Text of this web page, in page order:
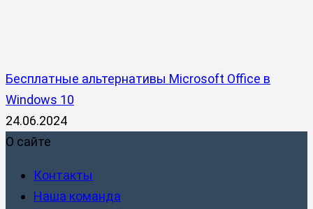
Бесплатные альтернативы Microsoft Office в
Windows 10
24.06.2024
О сайте
Контакты
Наша команда